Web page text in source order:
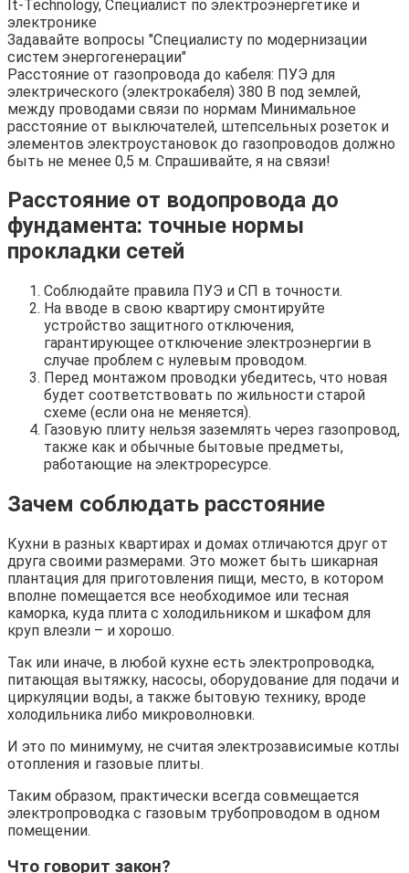
It-Technology, Cпециалист по электроэнергетике и
электронике
Задавайте вопросы "Специалисту по модернизации
систем энергогенерации"
Расстояние от газопровода до кабеля: ПУЭ для
электрического (электрокабеля) 380 В под землей,
между проводами связи по нормам Минимальное
расстояние от выключателей, штепсельных розеток и
элементов электроустановок до газопроводов должно
быть не менее 0,5 м. Спрашивайте, я на связи!
Расстояние от водопровода до
фундамента: точные нормы
прокладки сетей
Соблюдайте правила ПУЭ и СП в точности.
На вводе в свою квартиру смонтируйте
устройство защитного отключения,
гарантирующее отключение электроэнергии в
случае проблем с нулевым проводом.
Перед монтажом проводки убедитесь, что новая
будет соответствовать по жильности старой
схеме (если она не меняется).
Газовую плиту нельзя заземлять через газопровод,
также как и обычные бытовые предметы,
работающие на электроресурсе.
Зачем соблюдать расстояние
Кухни в разных квартирах и домах отличаются друг от
друга своими размерами. Это может быть шикарная
плантация для приготовления пищи, место, в котором
вполне помещается все необходимое или тесная
каморка, куда плита с холодильником и шкафом для
круп влезли – и хорошо.
Так или иначе, в любой кухне есть электропроводка,
питающая вытяжку, насосы, оборудование для подачи и
циркуляции воды, а также бытовую технику, вроде
холодильника либо микроволновки.
И это по минимуму, не считая электрозависимые котлы
отопления и газовые плиты.
Таким образом, практически всегда совмещается
электропроводка с газовым трубопроводом в одном
помещении.
Что говорит закон?